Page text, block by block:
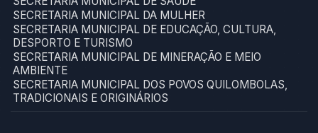
SECRETARIA MUNICIPAL DA MULHER
SECRETARIA MUNICIPAL DE EDUCAÇÃO, CULTURA,
DESPORTO E TURISMO
SECRETARIA MUNICIPAL DE MINERAÇÃO E MEIO
AMBIENTE
SECRETARIA MUNICIPAL DOS POVOS QUILOMBOLAS,
TRADICIONAIS E ORIGINÁRIOS